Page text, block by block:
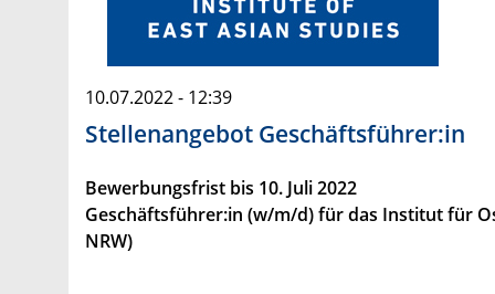
10.07.2022 - 12:39
Stellenangebot Geschäftsführer:in
Bewerbungsfrist bis 10. Juli 2022
Geschäftsführer:in (w/m/d) für das Institut für
NRW)